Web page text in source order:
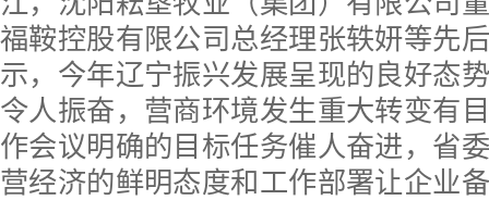
福鞍控股有限公司总经理张轶妍等先
示，今年辽宁振兴发展呈现的良好态
令人振奋，营商环境发生重大转变有
作会议明确的目标任务催人奋进，省
营经济的鲜明态度和工作部署让企业